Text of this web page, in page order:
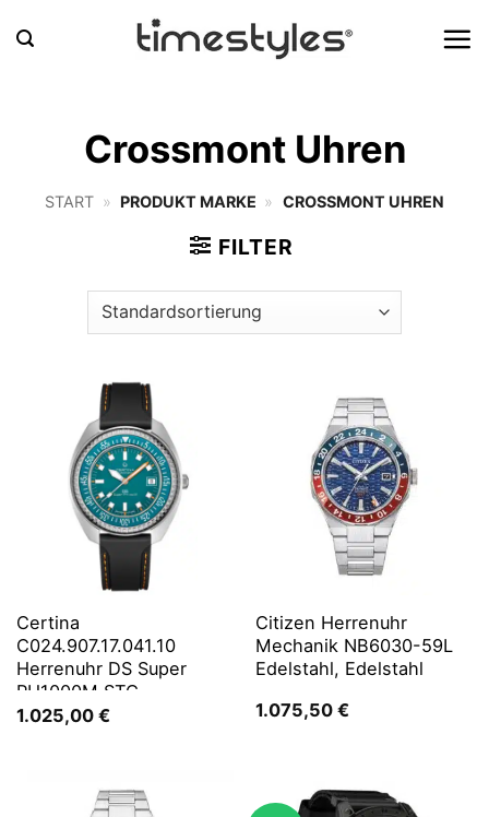
Inhalt
Crossmont Uhren
START » PRODUKT MARKE » CROSSMONT UHREN
FILTER
Certina
C024.907.17.041.10
Herrenuhr DS Super
PH1000M STC
1.025,00 €
Citizen Herrenuhr
Mechanik NB6030-59L
Edelstahl, Edelstahl
1.075,50 €